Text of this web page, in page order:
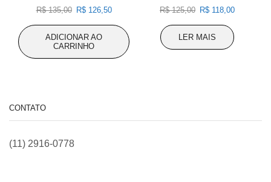
R$135,00 O
original
era:
R$126,50O
atual
R$ 126,50.
ADICIONAR AO
CARRINHO
R$125,00 O
original
R$ 118,00O
LER MAIS
CONTATO
(11) 2916-0778